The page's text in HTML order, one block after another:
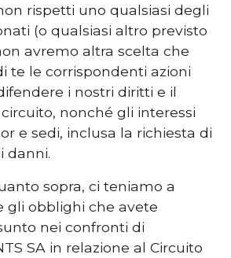
rispetti uno qualsiasi degli
(o qualsiasi altro previsto
avremo altra scelta che
te le corrispondenti azioni
i nostri diritti e il
nonché gli interessi
e sedi, inclusa la richiesta di
danni.
sopra, ci teniamo a
gli obblighi che avete
nei confronti di
SA in relazione al Circuito